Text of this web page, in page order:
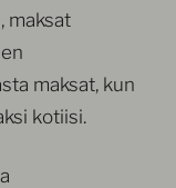
maksat
maksat, kun
kotiisi.